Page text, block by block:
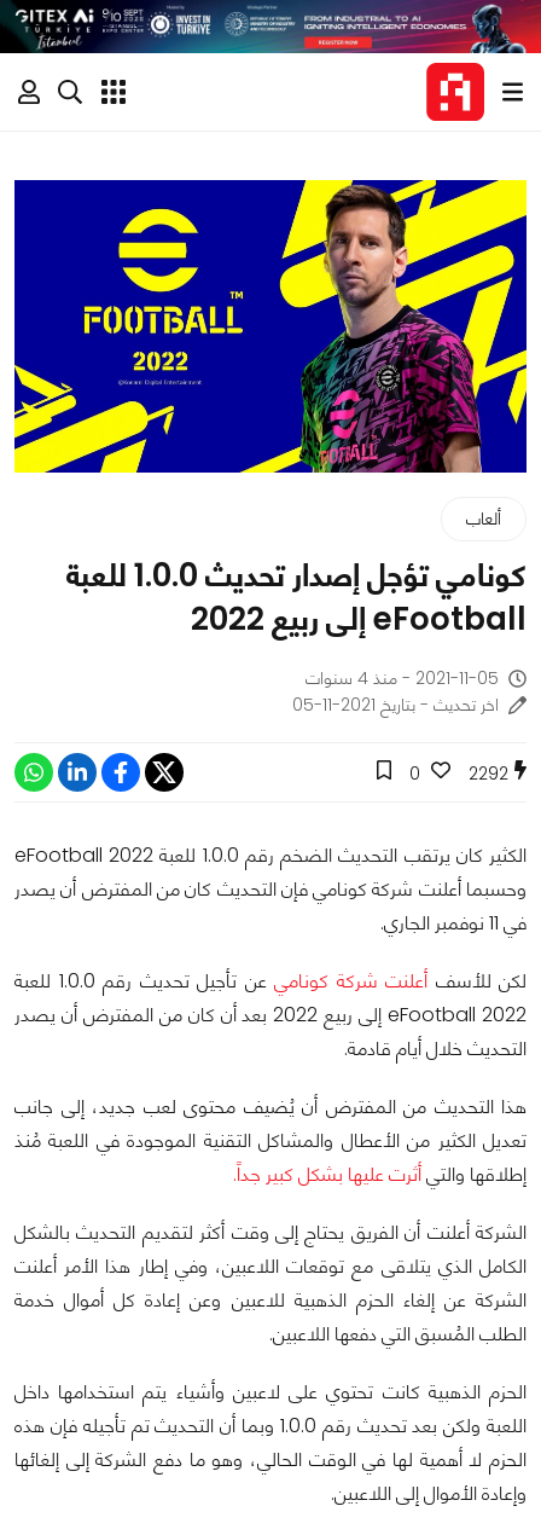
ألعاب
كونامي تؤجل إصدار تحديث 1.0.0 للعبة
eFootball إلى ربيع 2022
2021-11-05 - منذ 4 سنوات
اخر تحديث - بتاريخ 2021-11-05
2292
0
الكثير كان يرتقب التحديث الضخم رقم 1.0.0 للعبة eFootball 2022
وحسبما أعلنت شركة كونامي فإن التحديث كان من المفترض أن يصدر
في 11 نوفمبر الجاري.
لكن للأسف أعلنت شركة كونامي
عن تأجيل تحديث رقم 1.0.0 للعبة
eFootball 2022 إلى ربيع 2022 بعد أن كان من المفترض أن يصدر
التحديث خلال أيام قادمة.
هذا التحديث من المفترض أن يُضيف محتوى لعب جديد، إلى جانب
تعديل الكثير من الأعطال والمشاكل التقنية الموجودة في اللعبة مُنذ
إطلاقها والتيأثرت عليها بشكل كبير جداً.
الشركة أعلنت أن الفريق يحتاج إلى وقت أكثر لتقديم التحديث بالشكل
الكامل الذي يتلاقى مع توقعات اللاعبين، وفي إطار هذا الأمر أعلنت
الشركة عن إلغاء الحزم الذهبية للاعبين وعن إعادة كل أموال خدمة
الطلب المُسبق التي دفعها اللاعبين.
الحزم الذهبية كانت تحتوي على لاعبين وأشياء يتم استخدامها داخل
اللعبة ولكن بعد تحديث رقم 1.0.0 وبما أن التحديث تم تأجيله فإن هذه
الحزم لا أهمية لها في الوقت الحالي، وهو ما دفع الشركة إلى إلغائها
وإعادة الأموال إلى اللاعبين.